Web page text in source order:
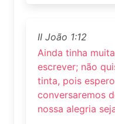
II João 1:12
Ainda tinha
escrever; não
tinta, pois
conversaremos
nossa alegria